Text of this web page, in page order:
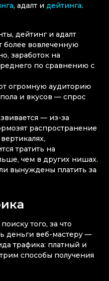
, адалт и дейтинга.
дейтинг и адалт
более вовлеченную
заработок на
по сравнению с
огромную аудиторию
и вкусов — спрос
— из-за
распространение
тратить на
чем в других нишах.
вынуждены платить за
того, за что
деньги веб-мастеру —
трафика: платный и
способы получения